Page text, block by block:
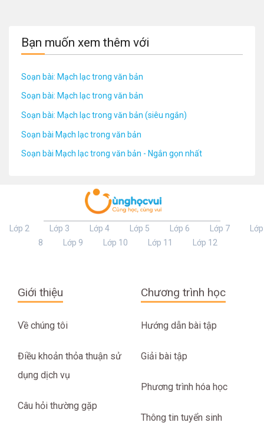
Bạn muốn xem thêm với
Soạn bài: Mạch lạc trong văn bản
Soạn bài: Mạch lạc trong văn bản
Soạn bài: Mạch lạc trong văn bản (siêu ngắn)
Soạn bài Mạch lạc trong văn bản
Soạn bài Mạch lạc trong văn bản - Ngắn gọn nhất
Lớp 2 Lớp 3 Lớp 4 Lớp 5 Lớp 6 Lớp 7
Lớp
8
Lớp 9 Lớp 10 Lớp 11 Lớp 12
Giới thiệu
Về chúng tôi
Điều khoản thỏa thuận sử
dụng dịch vụ
Câu hỏi thường gặp
Chương trình học
Hướng dẫn bài tập
Giải bài tập
Phương trình hóa học
Thông tin tuyển sinh